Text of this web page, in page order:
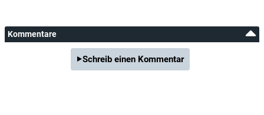
Kommentare
Schreib einen Kommentar